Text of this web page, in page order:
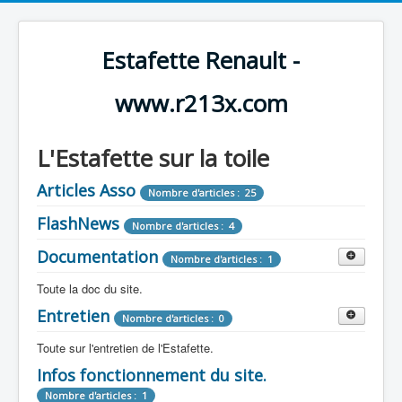
Estafette Renault -
www.r213x.com
L'Estafette sur la toile
Articles Asso Nombre d'articles : 25
FlashNews Nombre d'articles : 4
Documentation Nombre d'articles : 1
Toute la doc du site.
Revue de Presse Nombre d'articles : 9
Tous les articles que l'on a vu sur l'estafette !
Camping Car Nombre d'articles : 3
Entretien Nombre d'articles : 0
Toute sur l'entretien de l'Estafette.
Mécanique Nombre d'articles : 0
Infos fonctionnement du site.
Nombre d'articles : 1